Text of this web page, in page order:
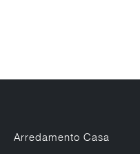
Arredamento Casa